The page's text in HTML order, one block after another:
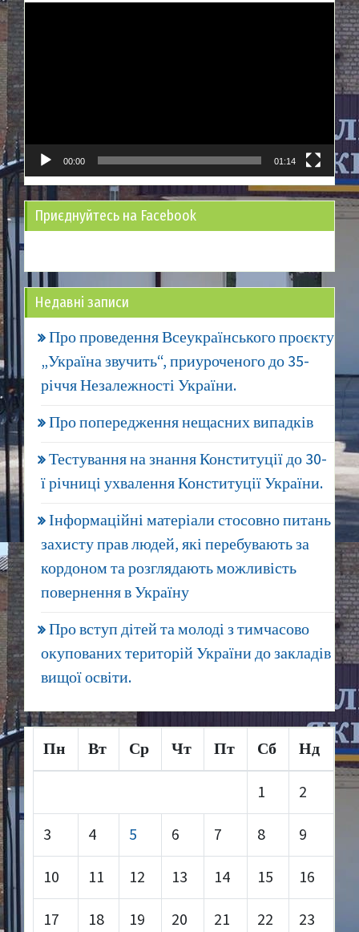
00:00 01:14
Приєднуйтесь на Facebook
Недавні записи
Про проведення Всеукраїнського проєкту
„Україна звучить“, приуроченого до 35-
річчя Незалежності України.
Про попередження нещасних випадків
Тестування на знання Конституції до 30-
ї річниці ухвалення Конституції України.
Інформаційні матеріали стосовно питань
захисту прав людей, які перебувають за
кордоном та розглядають можливість
повернення в Україну
Про вступ дітей та молоді з тимчасово
окупованих територій України до закладів
вищої освіти.
Пн Вт Ср Чт Пт Сб Нд
1 2
3 4 5 6 7 8 9
10 11 12 13 14 15 16
17 18 19 20 21 22 23